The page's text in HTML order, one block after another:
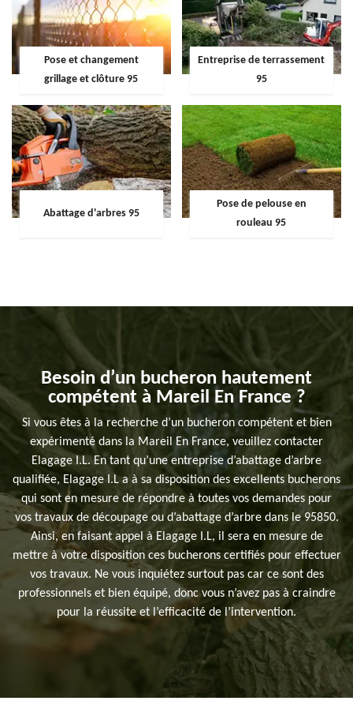
Pose et changement
grillage et clôture 95
Entreprise de terrassement
95
Abattage d'arbres 95
Pose de pelouse en
rouleau 95
Besoin d’un bucheron hautement
compétent à Mareil En France ?
Si vous êtes à la recherche d’un bucheron compétent et bien
expérimenté dans la Mareil En France, veuillez contacter
Elagage I.L. En tant qu’une entreprise d’abattage d’arbre
qualifiée, Elagage I.L a à sa disposition des excellents bucherons
qui sont en mesure de répondre à toutes vos demandes pour
vos travaux de découpage ou d’abattage d’arbre dans le 95850.
Ainsi, en faisant appel à Elagage I.L, il sera en mesure de
mettre à votre disposition ces bucherons certifiés pour effectuer
vos travaux. Ne vous inquiétez surtout pas car ce sont des
professionnels et bien équipé, donc vous n’avez pas à craindre
pour la réussite et l’efficacité de l’intervention.